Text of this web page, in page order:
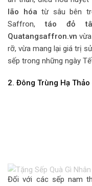
lão hóa từ sâu bên
Saffron,táo đỏ
Quatangsaffron.vn
rỡ, vừa mang lại giá trị
sếp trong những ngày
2. Đông Trùng Hạ Thảo
Đối với các sếp nam